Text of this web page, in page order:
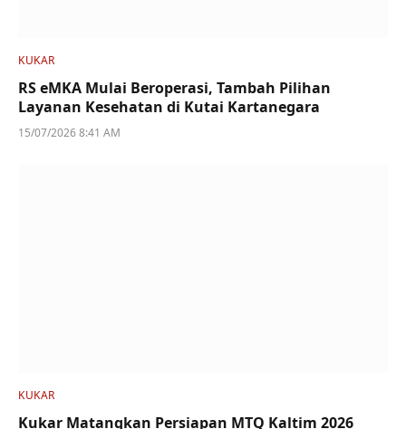
KUKAR
RS eMKA Mulai Beroperasi, Tambah Pilihan
Layanan Kesehatan di Kutai Kartanegara
15/07/2026 8:41 AM
KUKAR
Kukar Matangkan Persiapan MTQ Kaltim 2026